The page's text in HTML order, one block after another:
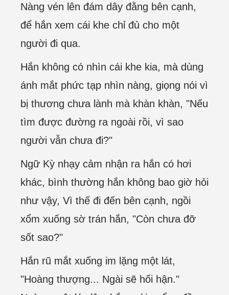
Nàng vén lên đám dây đằng bên cạnh,
để hắn xem cái khe chỉ đủ cho một
người đi qua.
Hắn không có nhìn cái khe kia, mà dùng
ánh mắt phức tạp nhìn nàng, giọng nói vì
bị thương chưa lành mà khàn khàn, "Nếu
tìm được đường ra ngoài rồi, vì sao
người vẫn chưa đi?"
Ngữ Kỳ nhạy cảm nhận ra hắn có hơi
khác, bình thường hắn không bao giờ hỏi
như vậy, Vì thế đi đến bên cạnh, ngồi
xổm xuống sờ trán hắn, "Còn chưa đỡ
sốt sao?"
Hắn rũ mắt xuống im lặng một lát,
"Hoàng thượng... Ngài sẽ hối hận."